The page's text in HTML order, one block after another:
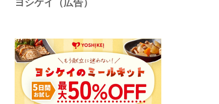
ヨシケイ（広告）